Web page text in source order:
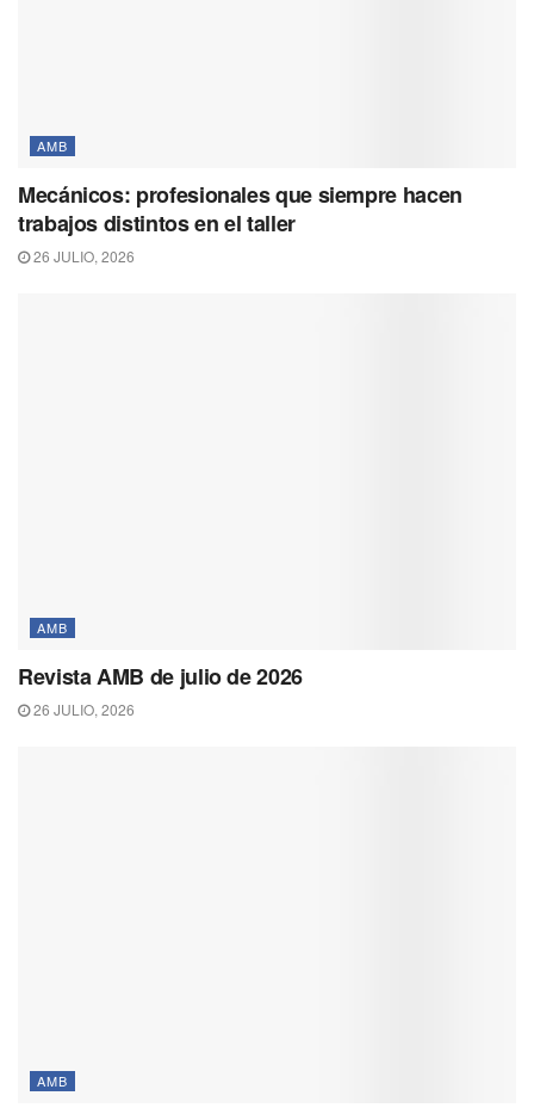
AMB
Mecánicos: profesionales que siempre hacen
trabajos distintos en el taller
26 JULIO, 2026
AMB
Revista AMB de julio de 2026
26 JULIO, 2026
AMB